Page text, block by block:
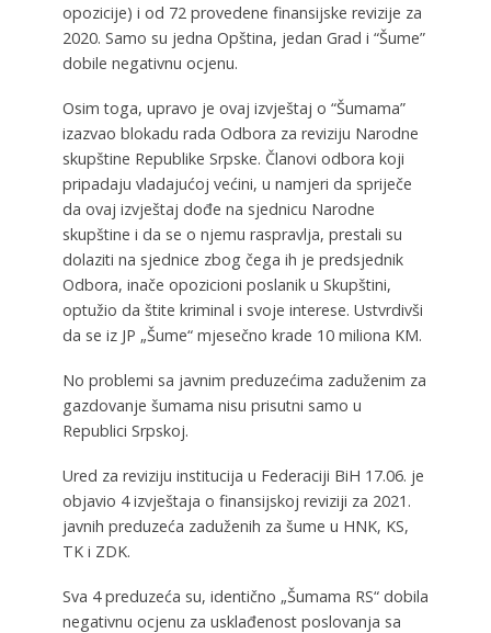
opozicije) i od 72 provedene finansijske revizije za
2020. Samo su jedna Opština, jedan Grad i “Šume”
dobile negativnu ocjenu.
Osim toga, upravo je ovaj izvještaj o “Šumama”
izazvao blokadu rada Odbora za reviziju Narodne
skupštine Republike Srpske. Članovi odbora koji
pripadaju vladajućoj većini, u namjeri da spriječe
da ovaj izvještaj dođe na sjednicu Narodne
skupštine i da se o njemu raspravlja, prestali su
dolaziti na sjednice zbog čega ih je predsjednik
Odbora, inače opozicioni poslanik u Skupštini,
optužio da štite kriminal i svoje interese. Ustvrdivši
da se iz JP „Šume“ mjesečno krade 10 miliona KM.
No problemi sa javnim preduzećima zaduženim za
gazdovanje šumama nisu prisutni samo u
Republici Srpskoj.
Ured za reviziju institucija u Federaciji BiH 17.06. je
objavio 4 izvještaja o finansijskoj reviziji za 2021.
javnih preduzeća zaduženih za šume u HNK, KS,
TK i ZDK.
Sva 4 preduzeća su, identično „Šumama RS“ dobila
negativnu ocjenu za usklađenost poslovanja sa